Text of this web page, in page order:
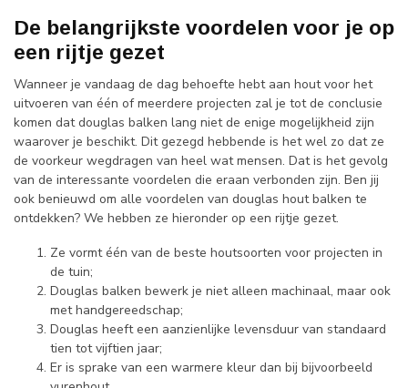
De belangrijkste voordelen voor je op
een rijtje gezet
Wanneer je vandaag de dag behoefte hebt aan hout voor het
uitvoeren van één of meerdere projecten zal je tot de conclusie
komen dat douglas balken lang niet de enige mogelijkheid zijn
waarover je beschikt. Dit gezegd hebbende is het wel zo dat ze
de voorkeur wegdragen van heel wat mensen. Dat is het gevolg
van de interessante voordelen die eraan verbonden zijn. Ben jij
ook benieuwd om alle voordelen van douglas hout balken te
ontdekken? We hebben ze hieronder op een rijtje gezet.
Ze vormt één van de beste houtsoorten voor projecten in
de tuin;
Douglas balken bewerk je niet alleen machinaal, maar ook
met handgereedschap;
Douglas heeft een aanzienlijke levensduur van standaard
tien tot vijftien jaar;
Er is sprake van een warmere kleur dan bij bijvoorbeeld